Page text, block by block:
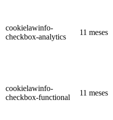
cookielawinfo-
checkbox-analytics
11 meses
cookielawinfo-
checkbox-functional
11 meses